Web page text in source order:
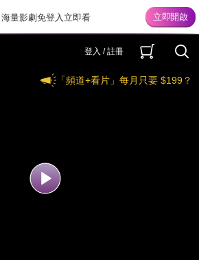
量影劇免登入立即看
登入 / 註冊
「頻道+看片」每月只要 $199？